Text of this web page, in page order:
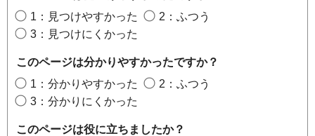
1：見つけやすかった
2：ふつう
3：見つけにくかった
このページは分かりやすかったですか？
1：分かりやすかった
2：ふつう
3：分かりにくかった
このページは役に立ちましたか？